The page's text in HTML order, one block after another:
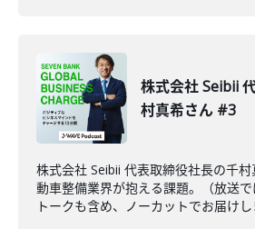
株式会社 Seibii
村真希さん #3
株式会社 Seibii 代表取締役社長の千
動車整備業界が抱える課題。（放送
トークも含め、ノーカットでお届けし